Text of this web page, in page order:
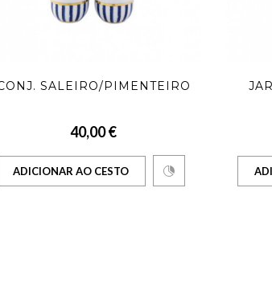
SALEIRO/PIMENTEIRO
40,00 €
ADICIONAR AO CESTO